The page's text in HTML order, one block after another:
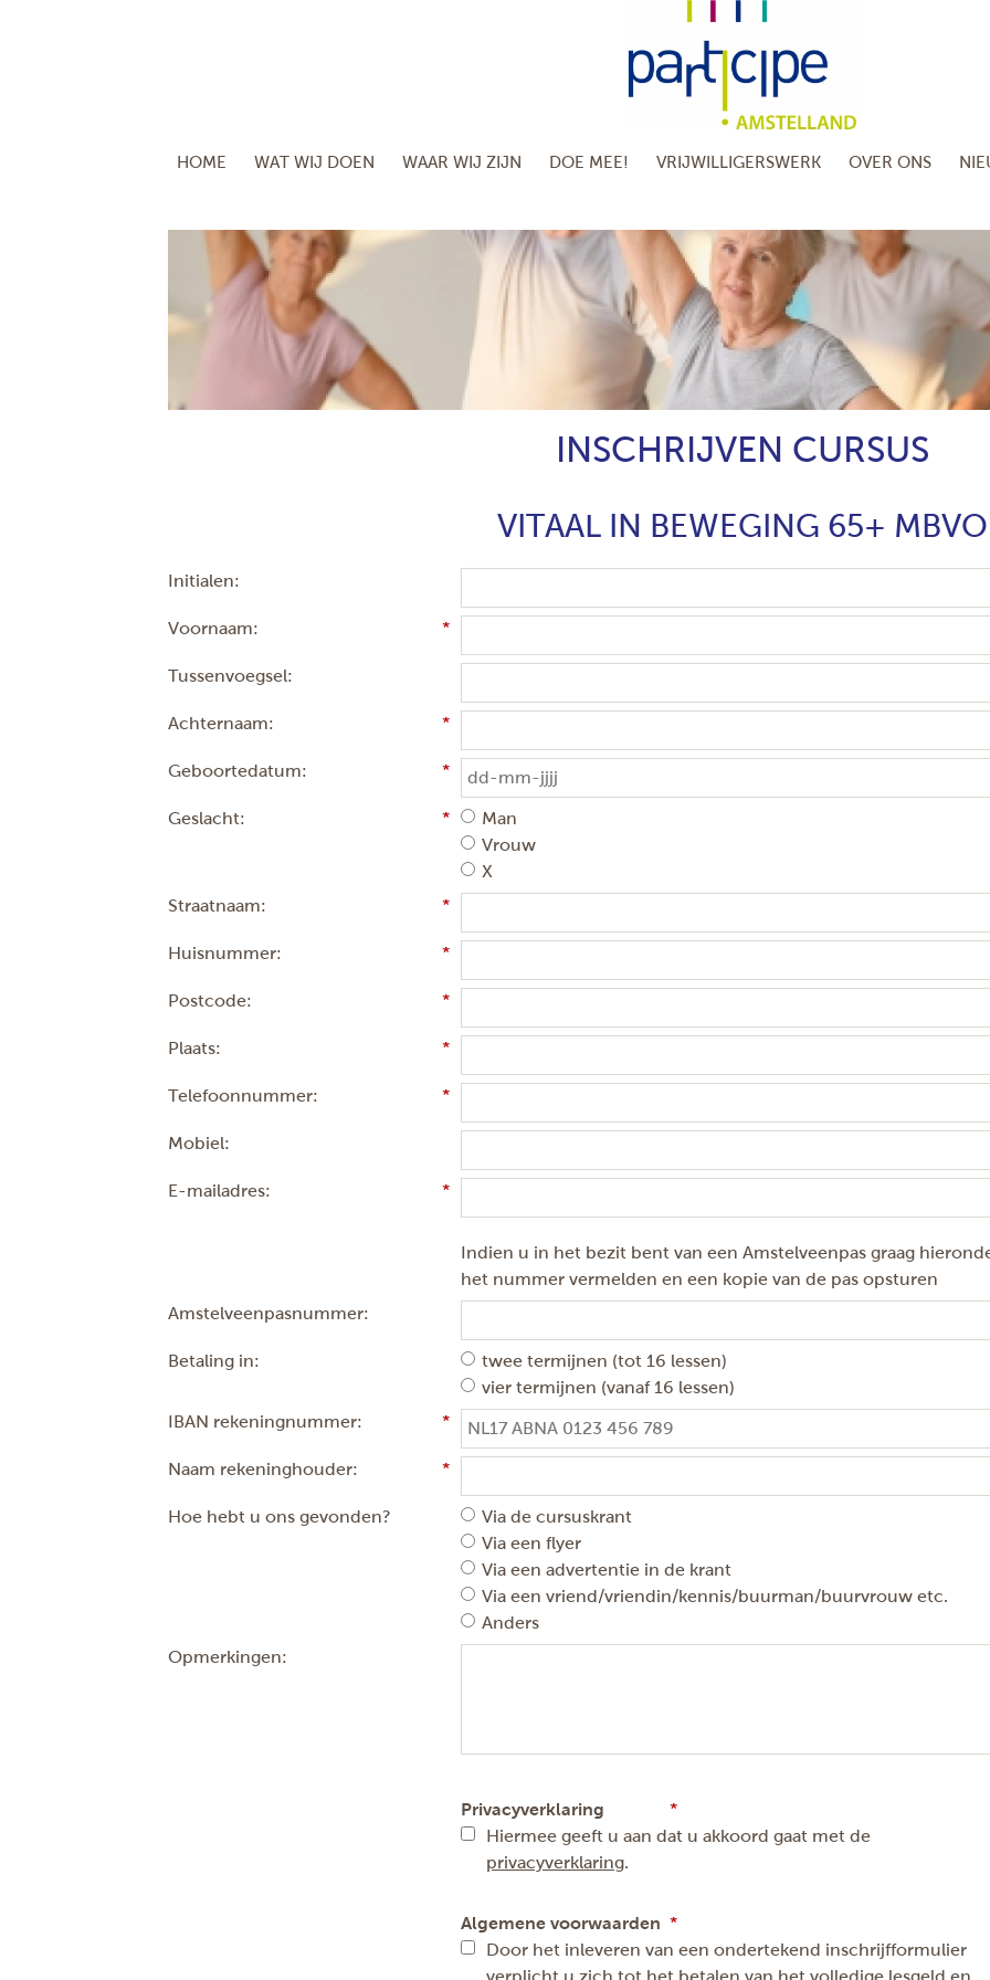
HOME WAT WIJ DOEN WAAR WIJ ZIJN DOE MEE! VRIJWILLIGERSWERK OVER ONS
INSCHRIJVEN CURSUS
VITAAL IN BEWEGING 65+ MBVO
Initialen:
Voornaam:
Tussenvoegsel:
Achternaam:
Geboortedatum:
Geslacht:
Man
Vrouw
X
Straatnaam:
Huisnummer:
Postcode:
Plaats:
Telefoonnummer:
Mobiel:
E-mailadres:
Indien u in het bezit bent van een Amstelveenpas graag
het nummer vermelden en een kopie van de pas opsturen
Amstelveenpasnummer:
Betaling in:
twee termijnen (tot 16 lessen)
vier termijnen (vanaf 16 lessen)
IBAN rekeningnummer:
Naam rekeninghouder:
Hoe hebt u ons gevonden?
Via de cursuskrant
Via een flyer
Via een advertentie in de krant
Via een vriend/vriendin/kennis/buurman/buurvrouw etc.
Anders
Opmerkingen:
Privacyverklaring
Hiermee geeft u aan dat u akkoord gaat met de
privacyverklaring.
Algemene voorwaarden
Door het inleveren van een ondertekend inschrijfformulier
verplicht u zich tot het betalen van het volledige lesgeld en